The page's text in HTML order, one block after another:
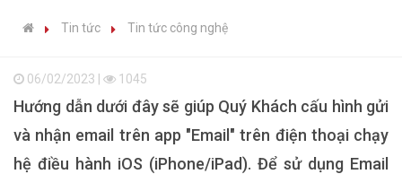
Tin tức Tin tức công nghệ
06/02/2023 | 1045
Hướng dẫn dưới đây sẽ giúp Quý Khách cấu hình gửi
và nhận email trên app "Email " trên điện thoại chạy
hệ điều hành iOS (iPhone/iPad). Để sử dụng Email